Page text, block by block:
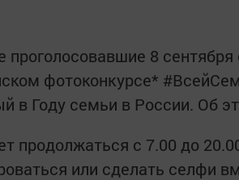
проголосовавшие 8
фотоконкурсе*
в Году семьи в России. Об
продолжаться с 7.00 до
или сделать селфи